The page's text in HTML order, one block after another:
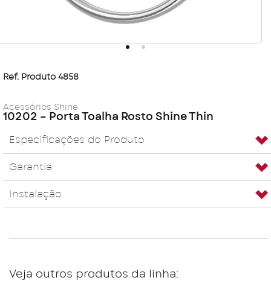
Ref. Produto 4858
Acessórios Shine
10202 – Porta Toalha Rosto Shine Thin
Especificações do Produto
Garantia
Instalação
Veja outros produtos da linha: